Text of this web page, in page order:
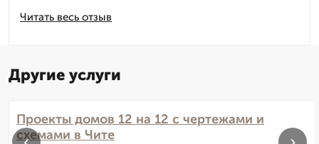
Читать весь отзыв
Другие услуги
Проекты домов 12 на 12 с чертежами и
схемами в Чите